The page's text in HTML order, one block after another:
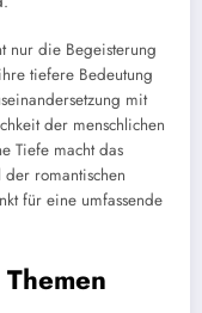
nur die Begeisterung
tiefere Bedeutung
mit
der menschlichen
Tiefe macht das
romantischen
für eine umfassende